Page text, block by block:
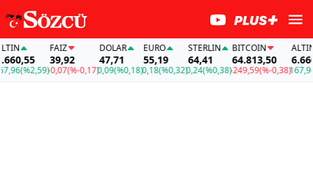
(%2,59)
FAİZ
39,92
-0,07(%-0,17)
DOLAR
47,71
0,09(%0,18)
EURO
55,19
0,18(%0,32)
STERLIN
64,41
0,24(%0,38)
BITCOIN
64.813,50
-249,59(%-0,38)
ALTIN
167,96